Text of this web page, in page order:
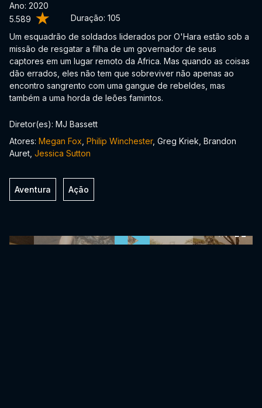
5.589 Duração: 105
Ano: 2020
Um esquadrão de soldados liderados por O'Hara estão sob a
missão de resgatar a filha de um governador de seus
captores em um lugar remoto da Africa. Mas quando as coisas
dão errados, eles não tem que sobreviver não apenas ao
encontro sangrento com uma gangue de rebeldes, mas
também a uma horda de leões famintos.
Diretor(es): MJ Bassett
Atores: Megan Fox Philip Winchester, Greg Kriek, Brandon
Auret, Jessica Sutton
Aventura Ação